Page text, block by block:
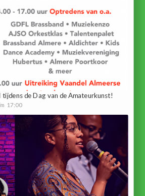
de Dag van de Amateurkunst!
17:00